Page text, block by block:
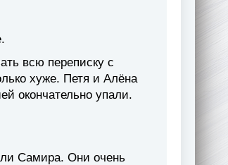
всю переписку с
хуже. Петя и Алёна
окончательно упали.
Самира. Они очень